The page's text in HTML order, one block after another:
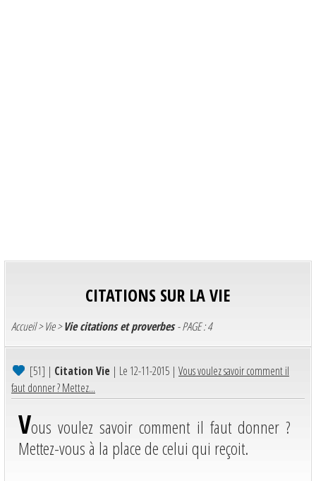
CITATIONS SUR LA VIE
Accueil>Vie>Vie citations et proverbes- PAGE : 4
[51] | Citation Vie | Le 12-11-2015 | Vous voulez savoir comment il
faut donner ? Mettez...
Vous voulez savoir comment il faut donner ?
Mettez-vous à la place de celui qui reçoit.